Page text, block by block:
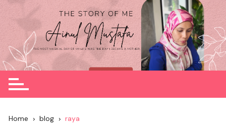
Skip
to
content
Home blog raya